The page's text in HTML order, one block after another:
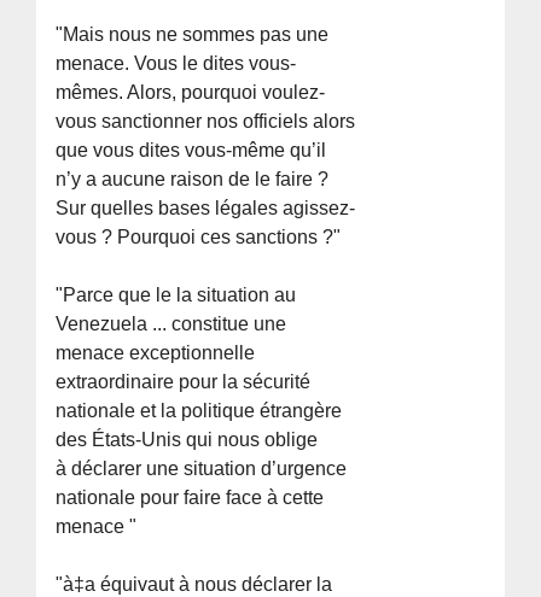
"Mais nous ne sommes pas une
menace. Vous le dites vous-
mêmes. Alors, pourquoi voulez-
vous sanctionner nos officiels alors
que vous dites vous-même qu’il
n’y a aucune raison de le faire ?
Sur quelles bases légales agissez-
vous ? Pourquoi ces sanctions ?"
"Parce que le la situation au
Venezuela ... constitue une
menace exceptionnelle
extraordinaire pour la sécurité
nationale et la politique étrangère
des États-Unis qui nous oblige
à déclarer une situation d’urgence
nationale pour faire face à cette
menace "
"à‡a équivaut à nous déclarer la